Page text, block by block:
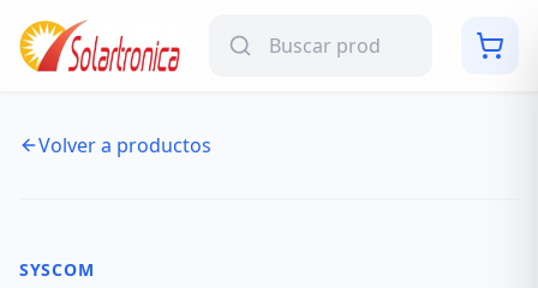
Volver a productos
SYSCOM